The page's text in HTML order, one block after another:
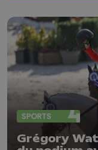
SPORTS
Grégory